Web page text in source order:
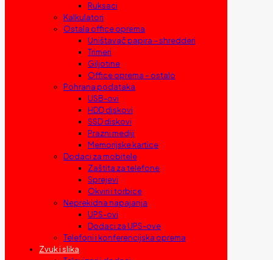
Ruksaci
Kalkulatori
Ostala office oprema
Uništavač papira – shredderi
Trimeri
Giljotine
Office oprema – ostalo
Pohrana podataka
USB-ovi
HDD diskovi
SSD diskovi
Prazni mediji
Memorijske kartice
Dodaci za mobitele
Zaštita za telefone
Sprejevi
Okviri i torbice
Neprekidna napajanja
UPS-ovi
Dodaci za UPS-ove
Telefoni i konferencijska oprema
Zvuk i slika